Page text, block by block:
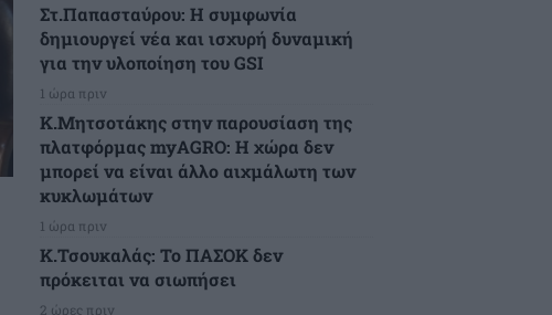
Στ.Παπασταύρου: Η συμφωνία
δημιουργεί νέα και ισχυρή δυναμική
για την υλοποίηση του GSI
1 ώρα πριν
Κ.Μητσοτάκης στην παρουσίαση της
πλατφόρμας myAGRO: Η χώρα δεν
μπορεί να είναι άλλο αιχμάλωτη των
κυκλωμάτων
1 ώρα πριν
Κ.Τσουκαλάς: Το ΠΑΣΟΚ δεν
πρόκειται να σιωπήσει
2 ώρες πριν